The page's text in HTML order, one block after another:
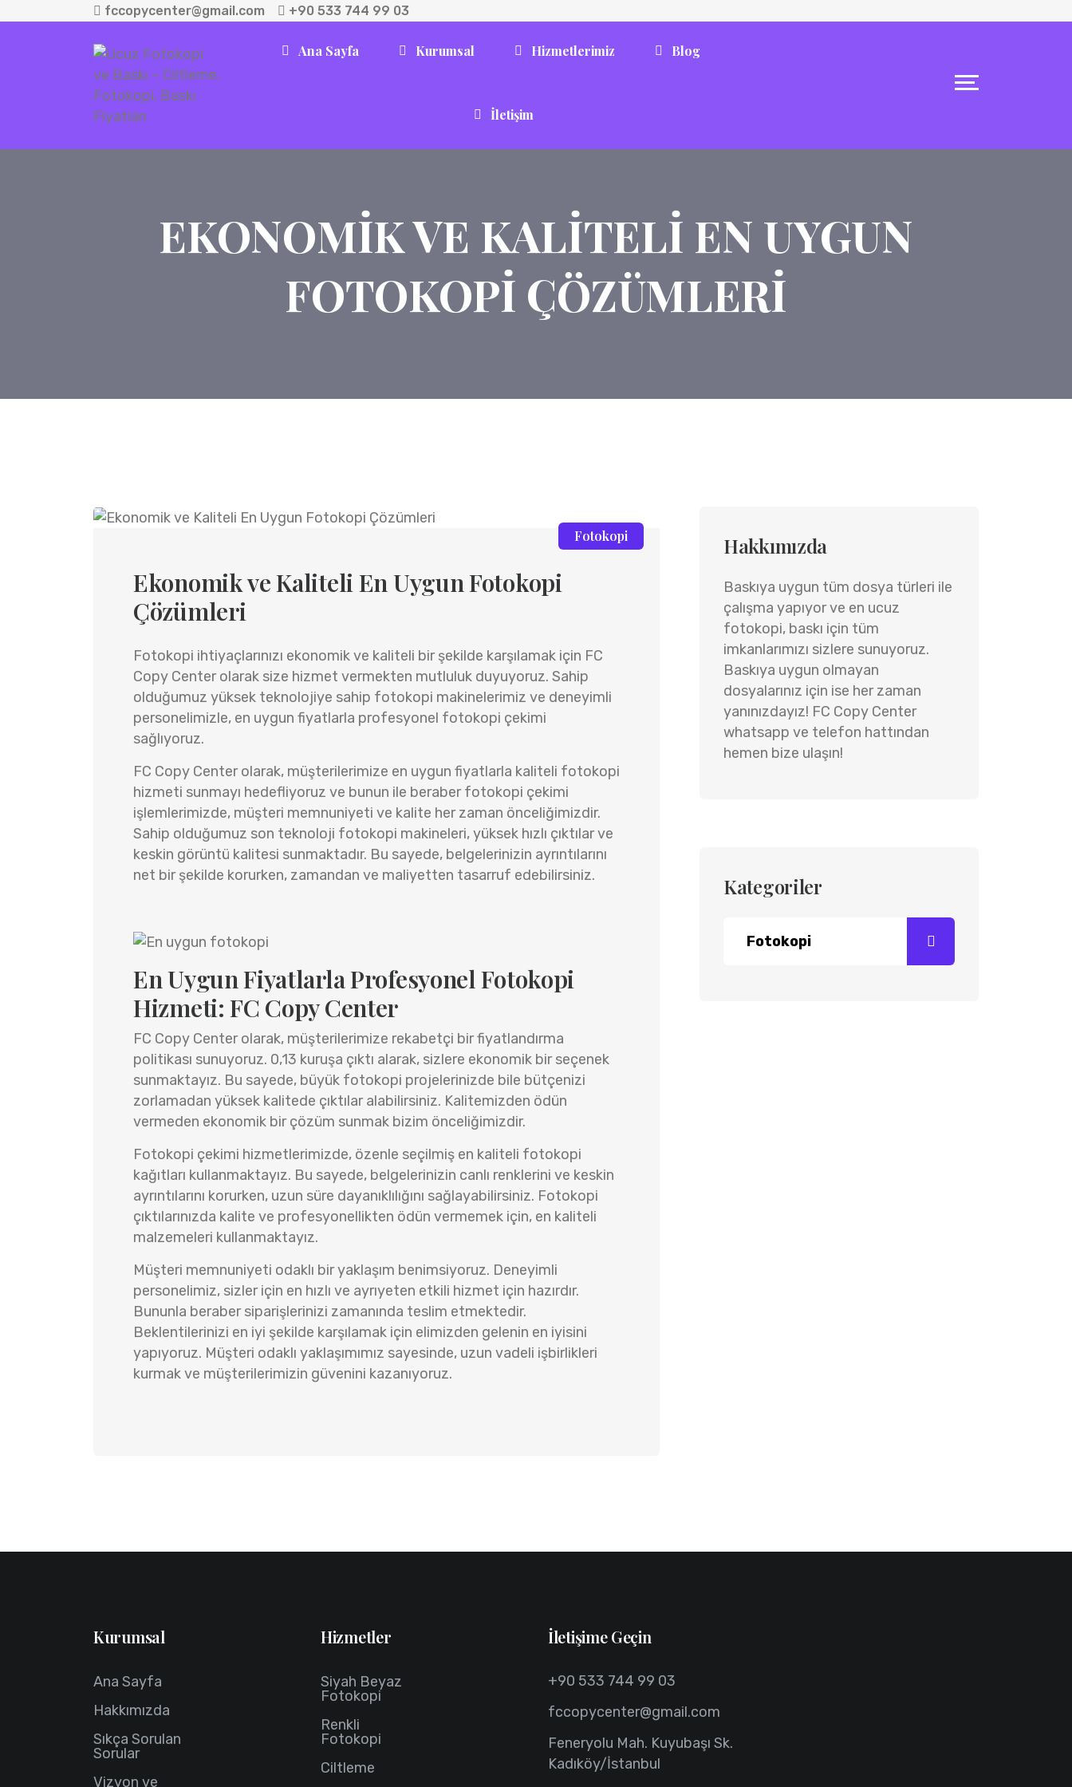
fccopycenter@gmail.com +90 533 744 99 03
Ana Sayfa Kurumsal Hizmetlerimiz Blog
İletişim
EKONOMIK VE KALITELI EN UYGUN
FOTOKOPI ÇÖZÜMLERI
Fotokopi
Ekonomik ve Kaliteli En Uygun Fotokopi
Çözümleri
Fotokopi ihtiyaçlarınızı ekonomik ve kaliteli bir şekilde karşılamak için FC
Copy Center olarak size hizmet vermekten mutluluk duyuyoruz. Sahip
olduğumuz yüksek teknolojiye sahip fotokopi makinelerimiz ve deneyimli
personelimizle, en uygun fiyatlarla profesyonel fotokopi çekimi
sağlıyoruz.
FC Copy Center olarak, müşterilerimize en uygun fiyatlarla kaliteli fotokopi
hizmeti sunmayı hedefliyoruz ve bunun ile beraber fotokopi çekimi
işlemlerimizde, müşteri memnuniyeti ve kalite her zaman önceliğimizdir.
Sahip olduğumuz son teknoloji fotokopi makineleri, yüksek hızlı çıktılar ve
keskin görüntü kalitesi sunmaktadır. Bu sayede, belgelerinizin ayrıntılarını
net bir şekilde korurken, zamandan ve maliyetten tasarruf edebilirsiniz.
En Uygun Fiyatlarla Profesyonel Fotokopi
Hizmeti: FC Copy Center
FC Copy Center olarak, müşterilerimize rekabetçi bir fiyatlandırma
politikası sunuyoruz. 0,13 kuruşa çıktı alarak, sizlere ekonomik bir seçenek
sunmaktayız. Bu sayede, büyük fotokopi projelerinizde bile bütçenizi
zorlamadan yüksek kalitede çıktılar alabilirsiniz. Kalitemizden ödün
vermeden ekonomik bir çözüm sunmak bizim önceliğimizdir.
Fotokopi çekimi hizmetlerimizde, özenle seçilmiş en kaliteli fotokopi
kağıtları kullanmaktayız. Bu sayede, belgelerinizin canlı renklerini ve keskin
ayrıntılarını korurken, uzun süre dayanıklılığını sağlayabilirsiniz. Fotokopi
çıktılarınızda kalite ve profesyonellikten ödün vermemek için, en kaliteli
malzemeleri kullanmaktayız.
Müşteri memnuniyeti odaklı bir yaklaşım benimsiyoruz. Deneyimli
personelimiz, sizler için en hızlı ve ayrıyeten etkili hizmet için hazırdır.
Bununla beraber siparişlerinizi zamanında teslim etmektedir.
Beklentilerinizi en iyi şekilde karşılamak için elimizden gelenin en iyisini
yapıyoruz. Müşteri odaklı yaklaşımımız sayesinde, uzun vadeli işbirlikleri
kurmak ve müşterilerimizin güvenini kazanıyoruz.
Hakkımızda
Baskıya uygun tüm dosya türleri ile
çalışma yapıyor ve en ucuz
fotokopi, baskı için tüm
imkanlarımızı sizlere sunuyoruz.
Baskıya uygun olmayan
dosyalarınız için ise her zaman
yanınızdayız! FC Copy Center
whatsapp ve telefon hattından
hemen bize ulaşın!
Kategoriler
Fotokopi
Kurumsal
Ana Sayfa
Hakkımızda
Sıkça Sorulan
Sorular
Vizyon ve
Hizmetler
Siyah Beyaz
Fotokopi
Renkli
Fotokopi
Ciltleme
İletişime Geçin
+90 533 744 99 03
fccopycenter@gmail.com
Feneryolu Mah. Kuyubaşı Sk.
Kadıköy/İstanbul